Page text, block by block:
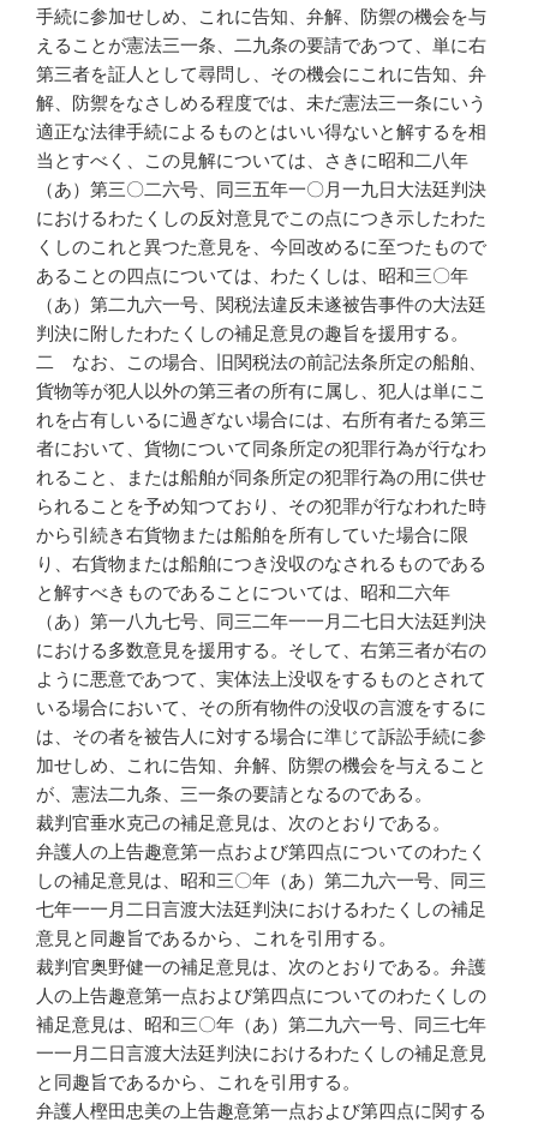
手続に参加せしめ、これに告知、弁解、防禦の機会を与
えることが憲法三一条、二九条の要請であつて、単に右
第三者を証人として尋問し、その機会にこれに告知、弁
解、防禦をなさしめる程度では、未だ憲法三一条にいう
適正な法律手続によるものとはいい得ないと解するを相
当とすべく、この見解については、さきに昭和二八年
（あ）第三〇二六号、同三五年一〇月一九日大法廷判決
におけるわたくしの反対意見でこの点につき示したわた
くしのこれと異つた意見を、今回改めるに至つたもので
あることの四点については、わたくしは、昭和三〇年
（あ）第二九六一号、関税法違反未遂被告事件の大法廷
判決に附したわたくしの補足意見の趣旨を援用する。
二 なお、この場合、旧関税法の前記法条所定の船舶、
貨物等が犯人以外の第三者の所有に属し、犯人は単にこ
れを占有しいるに過ぎない場合には、右所有者たる第三
者において、貨物について同条所定の犯罪行為が行なわ
れること、または船舶が同条所定の犯罪行為の用に供せ
られることを予め知つており、その犯罪が行なわれた時
から引続き右貨物または船舶を所有していた場合に限
り、右貨物または船舶につき没収のなされるものである
と解すべきものであることについては、昭和二六年
（あ）第一八九七号、同三二年一一月二七日大法廷判決
における多数意見を援用する。そして、右第三者が右の
ように悪意であつて、実体法上没収をするものとされて
いる場合において、その所有物件の没収の言渡をするに
は、その者を被告人に対する場合に準じて訴訟手続に参
加せしめ、これに告知、弁解、防禦の機会を与えること
が、憲法二九条、三一条の要請となるのである。
裁判官垂水克己の補足意見は、次のとおりである。
弁護人の上告趣意第一点および第四点についてのわたく
しの補足意見は、昭和三〇年（あ）第二九六一号、同三
七年一一月二日言渡大法廷判決におけるわたくしの補足
意見と同趣旨であるから、これを引用する。
裁判官奥野健一の補足意見は、次のとおりである。弁護
人の上告趣意第一点および第四点についてのわたくしの
補足意見は、昭和三〇年（あ）第二九六一号、同三七年
一一月二日言渡大法廷判決におけるわたくしの補足意見
と同趣旨であるから、これを引用する。
弁護人樫田忠美の上告趣意第一点および第四点に関する